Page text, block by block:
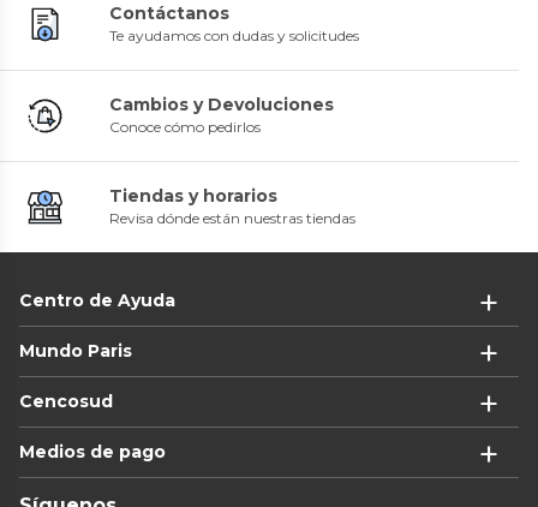
Contáctanos
Te ayudamos con dudas y solicitudes
Cambios y Devoluciones
Conoce cómo pedirlos
Tiendas y horarios
Revisa dónde están nuestras tiendas
Centro de Ayuda
Mundo Paris
Cencosud
Medios de pago